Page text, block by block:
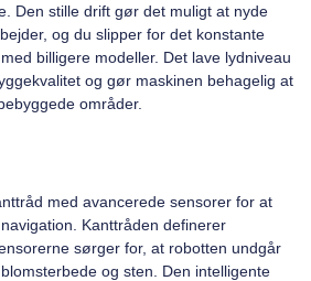
Den stille drift gør det muligt at nyde
og du slipper for det konstante
billigere modeller. Det lave lydniveau
og gør maskinen behagelig at
områder.
med avancerede sensorer for at
Kanttråden definerer
sørger for, at robotten undgår
og sten. Den intelligente